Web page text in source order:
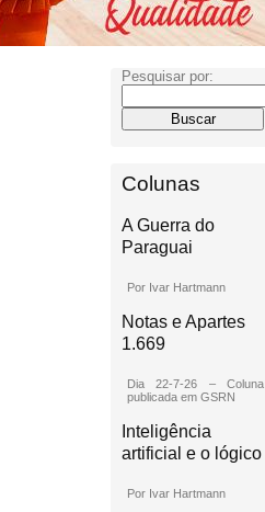
Pesquisar por:
Colunas
A Guerra do
Paraguai
Por Ivar Hartmann
Notas e Apartes
1.669
Dia 22-7-26 – Coluna
publicada em GSRN
Inteligência
artificial e o lógico
Por Ivar Hartmann